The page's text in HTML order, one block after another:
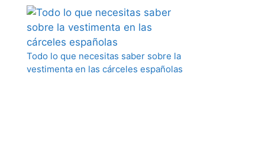
Todo lo que necesitas saber sobre la
vestimenta en las cárceles españolas